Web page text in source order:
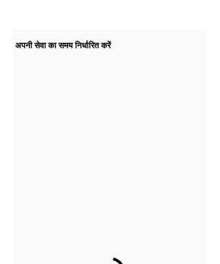
अपनी सेवा का समय निर्धारित करें